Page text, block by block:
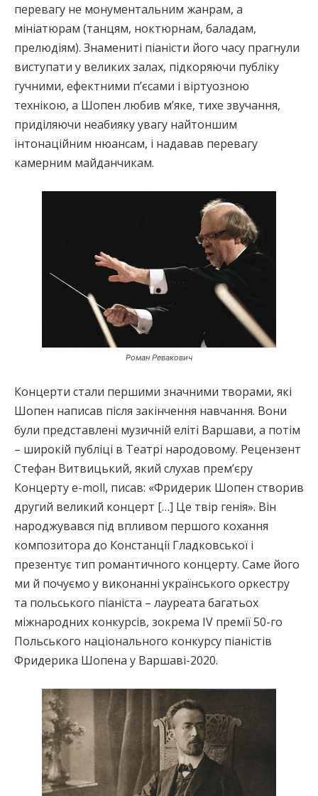
перевагу не монументальним жанрам, а
мініатюрам (танцям, ноктюрнам, баладам,
прелюдіям). Знамениті піаністи його часу прагнули
виступати у великих залах, підкоряючи публіку
гучними, ефектними п’єсами і віртуозною
технікою, а Шопен любив м’яке, тихе звучання,
приділяючи неабияку увагу найтоншим
інтонаційним нюансам, і надавав перевагу
камерним майданчикам.
Роман Ревакович
Концерти стали першими значними творами, які
Шопен написав після закінчення навчання. Вони
були представлені музичній еліті Варшави, а потім
– широкій публіці в Театрі народовому. Рецензент
Стефан Витвицький, який слухав прем’єру
Концерту e-moll, писав: «Фридерик Шопен створив
другий великий концерт […] Це твір генія». Він
народжувався під впливом першого кохання
композитора до Констанції Гладковської і
презентує тип романтичного концерту. Саме його
ми й почуємо у виконанні українського оркестру
та польського піаніста – лауреата багатьох
міжнародних конкурсів, зокрема IV премії 50-го
Польського національного конкурсу піаністів
Фридерика Шопена у Варшаві-2020.